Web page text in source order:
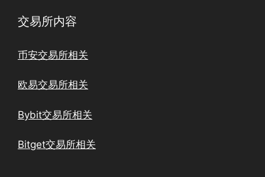
交易所内容
币安交易所相关
欧易交易所相关
Bybit交易所相关
Bitget交易所相关